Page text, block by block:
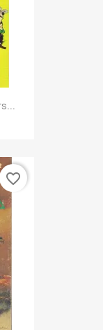
favorite_border